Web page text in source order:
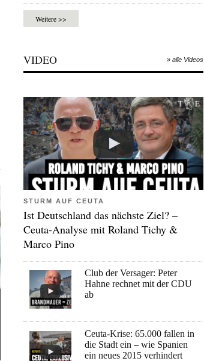
Weitere >>
VIDEO » alle Videos
STURM AUF CEUTA
Ist Deutschland das nächste Ziel? –
Ceuta-Analyse mit Roland Tichy &
Marco Pino
Club der Versager: Peter
Hahne rechnet mit der CDU
ab
Ceuta-Krise: 65.000 fallen in
die Stadt ein – wie Spanien
ein neues 2015 verhindert